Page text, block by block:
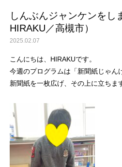
しんぶんジャンケンをし
HIRAKU／高槻市）
2025.02.07
こんにちは、HIRAKUです。
今週のプログラムは「新聞紙じゃん
新聞紙を一枚広げ、その上に立ちま